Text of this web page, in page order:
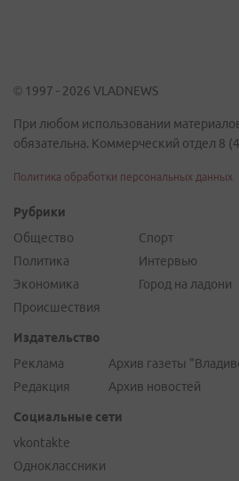
© 1997 - 2026 VLADNEWS
При любом использовании
обязательна. Коммерческий отдел 8
Политика обработки персональных данных
Рубрики
Общество
Политика
Экономика
Происшествия
Спорт
Интервью
Город на ладони
Издательство
Реклама
Редакция
Архив газеты
Архив новостей
Социальные сети
vkontakte
Одноклассники